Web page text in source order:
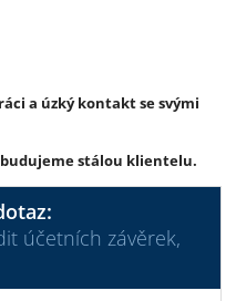
a úzký kontakt se svými
stálou klientelu.
účetních závěrek,